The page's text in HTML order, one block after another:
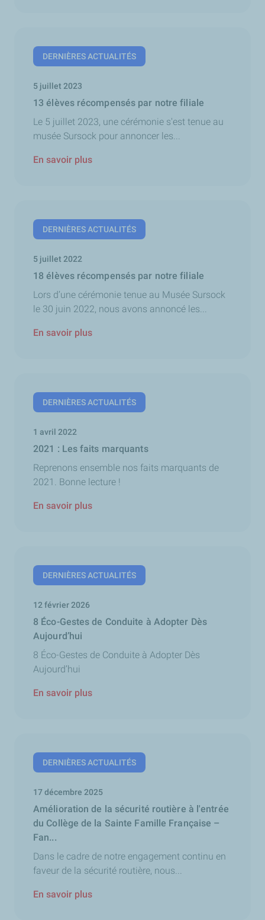
DERNIÈRES ACTUALITÉS
5 juillet 2023
13 élèves récompensés par notre filiale
Le 5 juillet 2023, une cérémonie s'est tenue au
musée Sursock pour annoncer les...
En savoir plus
DERNIÈRES ACTUALITÉS
5 juillet 2022
18 élèves récompensés par notre filiale
Lors d’une cérémonie tenue au Musée Sursock
le 30 juin 2022, nous avons annoncé les...
En savoir plus
DERNIÈRES ACTUALITÉS
1 avril 2022
2021 : Les faits marquants
Reprenons ensemble nos faits marquants de
2021. Bonne lecture !
En savoir plus
DERNIÈRES ACTUALITÉS
12 février 2026
8 Éco-Gestes de Conduite à Adopter Dès
Aujourd’hui
8 Éco-Gestes de Conduite à Adopter Dès
Aujourd’hui
En savoir plus
DERNIÈRES ACTUALITÉS
17 décembre 2025
Amélioration de la sécurité routière à l'entrée
du Collège de la Sainte Famille Française –
Fan...
Dans le cadre de notre engagement continu en
faveur de la sécurité routière, nous...
En savoir plus